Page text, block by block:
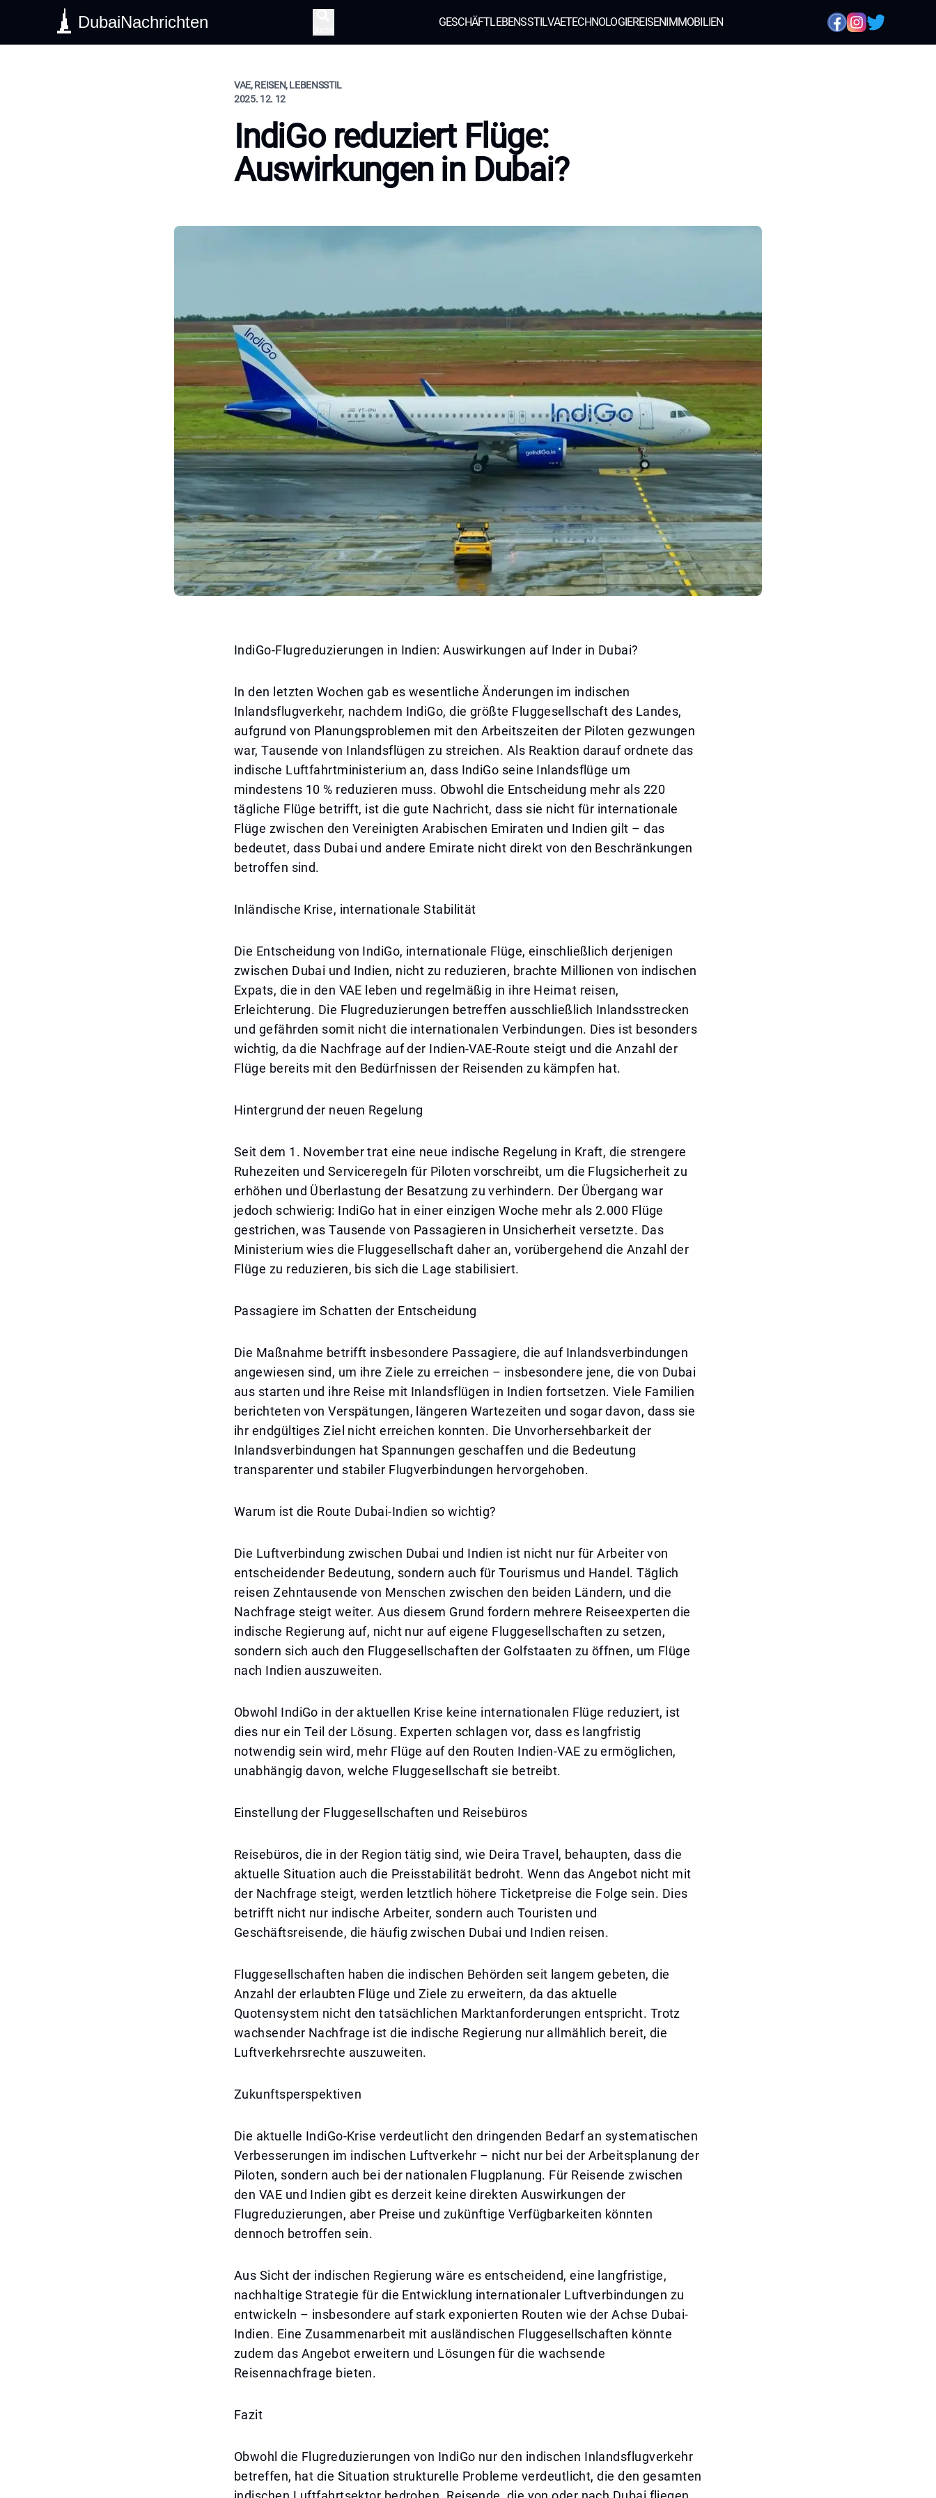
DubaiNachrichten GESCHÄFTLEBENSSTILVAETECHNOLOGIEREISENIMMOBILIEN
VAE, REISEN, LEBENSSTIL
2025. 12. 12
IndiGo reduziert Flüge:
Auswirkungen in Dubai?
IndiGo-Flugreduzierungen in Indien: Auswirkungen auf Inder in Dubai?
In den letzten Wochen gab es wesentliche Änderungen im indischen
Inlandsflugverkehr, nachdem IndiGo, die größte Fluggesellschaft des Landes,
aufgrund von Planungsproblemen mit den Arbeitszeiten der Piloten gezwungen
war, Tausende von Inlandsflügen zu streichen. Als Reaktion darauf ordnete das
indische Luftfahrtministerium an, dass IndiGo seine Inlandsflüge um
mindestens 10 % reduzieren muss. Obwohl die Entscheidung mehr als 220
tägliche Flüge betrifft, ist die gute Nachricht, dass sie nicht für internationale
Flüge zwischen den Vereinigten Arabischen Emiraten und Indien gilt – das
bedeutet, dass Dubai und andere Emirate nicht direkt von den Beschränkungen
betroffen sind.
Inländische Krise, internationale Stabilität
Die Entscheidung von IndiGo, internationale Flüge, einschließlich derjenigen
zwischen Dubai und Indien, nicht zu reduzieren, brachte Millionen von indischen
Expats, die in den VAE leben und regelmäßig in ihre Heimat reisen,
Erleichterung. Die Flugreduzierungen betreffen ausschließlich Inlandsstrecken
und gefährden somit nicht die internationalen Verbindungen. Dies ist besonders
wichtig, da die Nachfrage auf der Indien-VAE-Route steigt und die Anzahl der
Flüge bereits mit den Bedürfnissen der Reisenden zu kämpfen hat.
Hintergrund der neuen Regelung
Seit dem 1. November trat eine neue indische Regelung in Kraft, die strengere
Ruhezeiten und Serviceregeln für Piloten vorschreibt, um die Flugsicherheit zu
erhöhen und Überlastung der Besatzung zu verhindern. Der Übergang war
jedoch schwierig: IndiGo hat in einer einzigen Woche mehr als 2.000 Flüge
gestrichen, was Tausende von Passagieren in Unsicherheit versetzte. Das
Ministerium wies die Fluggesellschaft daher an, vorübergehend die Anzahl der
Flüge zu reduzieren, bis sich die Lage stabilisiert.
Passagiere im Schatten der Entscheidung
Die Maßnahme betrifft insbesondere Passagiere, die auf Inlandsverbindungen
angewiesen sind, um ihre Ziele zu erreichen – insbesondere jene, die von Dubai
aus starten und ihre Reise mit Inlandsflügen in Indien fortsetzen. Viele Familien
berichteten von Verspätungen, längeren Wartezeiten und sogar davon, dass sie
ihr endgültiges Ziel nicht erreichen konnten. Die Unvorhersehbarkeit der
Inlandsverbindungen hat Spannungen geschaffen und die Bedeutung
transparenter und stabiler Flugverbindungen hervorgehoben.
Warum ist die Route Dubai-Indien so wichtig?
Die Luftverbindung zwischen Dubai und Indien ist nicht nur für Arbeiter von
entscheidender Bedeutung, sondern auch für Tourismus und Handel. Täglich
reisen Zehntausende von Menschen zwischen den beiden Ländern, und die
Nachfrage steigt weiter. Aus diesem Grund fordern mehrere Reiseexperten die
indische Regierung auf, nicht nur auf eigene Fluggesellschaften zu setzen,
sondern sich auch den Fluggesellschaften der Golfstaaten zu öffnen, um Flüge
nach Indien auszuweiten.
Obwohl IndiGo in der aktuellen Krise keine internationalen Flüge reduziert, ist
dies nur ein Teil der Lösung. Experten schlagen vor, dass es langfristig
notwendig sein wird, mehr Flüge auf den Routen Indien-VAE zu ermöglichen,
unabhängig davon, welche Fluggesellschaft sie betreibt.
Einstellung der Fluggesellschaften und Reisebüros
Reisebüros, die in der Region tätig sind, wie Deira Travel, behaupten, dass die
aktuelle Situation auch die Preisstabilität bedroht. Wenn das Angebot nicht mit
der Nachfrage steigt, werden letztlich höhere Ticketpreise die Folge sein. Dies
betrifft nicht nur indische Arbeiter, sondern auch Touristen und
Geschäftsreisende, die häufig zwischen Dubai und Indien reisen.
Fluggesellschaften haben die indischen Behörden seit langem gebeten, die
Anzahl der erlaubten Flüge und Ziele zu erweitern, da das aktuelle
Quotensystem nicht den tatsächlichen Marktanforderungen entspricht. Trotz
wachsender Nachfrage ist die indische Regierung nur allmählich bereit, die
Luftverkehrsrechte auszuweiten.
Zukunftsperspektiven
Die aktuelle IndiGo-Krise verdeutlicht den dringenden Bedarf an systematischen
Verbesserungen im indischen Luftverkehr – nicht nur bei der Arbeitsplanung der
Piloten, sondern auch bei der nationalen Flugplanung. Für Reisende zwischen
den VAE und Indien gibt es derzeit keine direkten Auswirkungen der
Flugreduzierungen, aber Preise und zukünftige Verfügbarkeiten könnten
dennoch betroffen sein.
Aus Sicht der indischen Regierung wäre es entscheidend, eine langfristige,
nachhaltige Strategie für die Entwicklung internationaler Luftverbindungen zu
entwickeln – insbesondere auf stark exponierten Routen wie der Achse Dubai-
Indien. Eine Zusammenarbeit mit ausländischen Fluggesellschaften könnte
zudem das Angebot erweitern und Lösungen für die wachsende
Reisennachfrage bieten.
Fazit
Obwohl die Flugreduzierungen von IndiGo nur den indischen Inlandsflugverkehr
betreffen, hat die Situation strukturelle Probleme verdeutlicht, die den gesamten